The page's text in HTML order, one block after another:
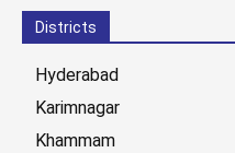
Districts
Hyderabad
Karimnagar
Khammam